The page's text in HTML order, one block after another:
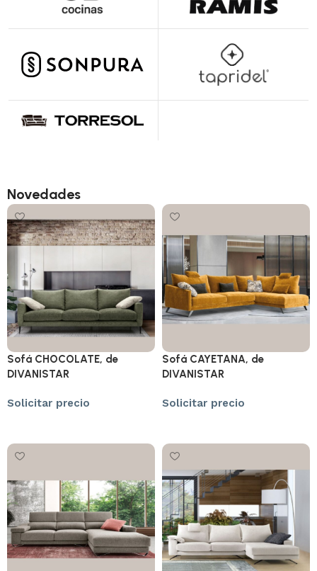
Novedades
Sofá CHOCOLATE, de
DIVANISTAR
Solicitar precio
Sofá CAYETANA, de
DIVANISTAR
Solicitar precio